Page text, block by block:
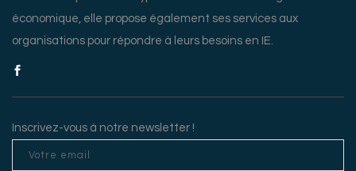
économique, elle propose également ses services aux
organisations pour répondre à leurs besoins en IE.
Inscrivez-vous à notre newsletter !